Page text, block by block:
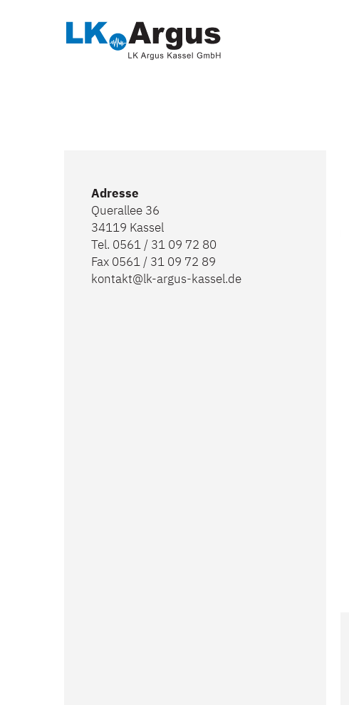
Adresse
Querallee 36
34119 Kassel
Tel. 0561 / 31 09 72 80
Fax 0561 / 31 09 72 89
kontakt@lk-argus-kassel.de